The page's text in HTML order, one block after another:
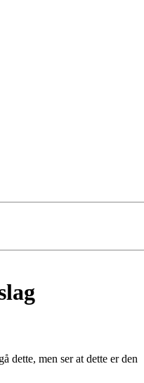
dette, men ser at dette er den